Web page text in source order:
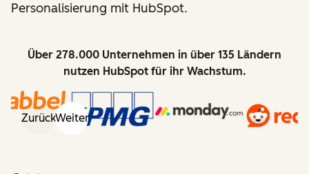
Personalisierung mit HubSpot.
Über 278.000 Unternehmen in über 135 Ländern
nutzen HubSpot für ihr Wachstum.
ZurückWeiter